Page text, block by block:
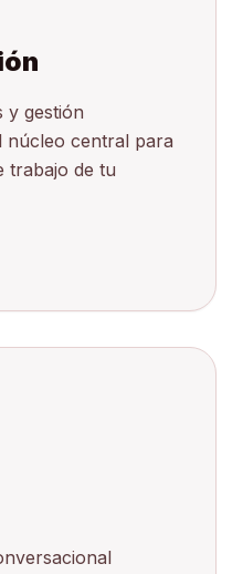
y gestión
núcleo central para
trabajo de tu